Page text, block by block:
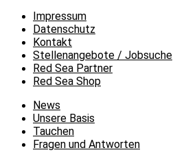
Impressum
Datenschutz
Kontakt
Stellenangebote / Jobsuche
Red Sea Partner
Red Sea Shop
News
Unsere Basis
Tauchen
Fragen und Antworten